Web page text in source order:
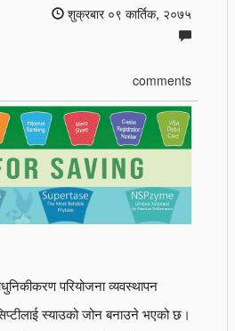
शुक्रबार ०९ कार्तिक, २०७५
comments
परियोजना व्यवस्थापन
स्याउको जोन बनाउने भएको छ।